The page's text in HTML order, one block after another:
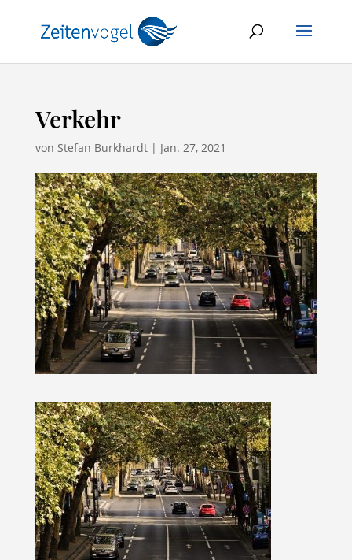
Verkehr
von Stefan Burkhardt| Jan. 27, 2021